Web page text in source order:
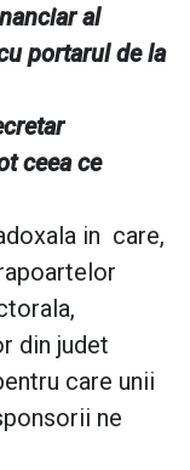
al
portarul de la
ceea ce
in care,
din judet
care unii
ne